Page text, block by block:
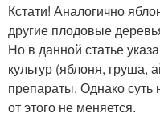
Кстати! Аналогично
другие плодовые
Но в данной статье
культур (яблоня, груша,
препараты. Однако суть
от этого не меняется.